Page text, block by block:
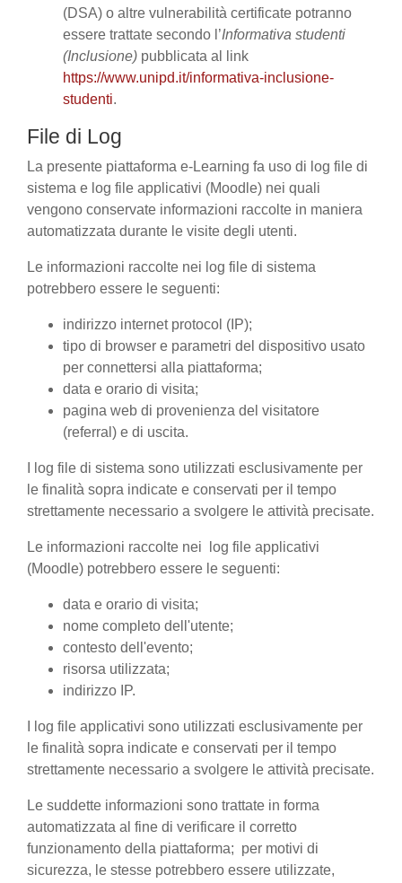
(DSA) o altre vulnerabilità certificate potranno
essere trattate secondo l’Informativa studenti
(Inclusione) pubblicata al link
https://www.unipd.it/informativa-inclusione-
studenti.
File di Log
La presente piattaforma e-Learning fa uso di log file di
sistema e log file applicativi (Moodle) nei quali
vengono conservate informazioni raccolte in maniera
automatizzata durante le visite degli utenti.
Le informazioni raccolte nei log file di sistema
potrebbero essere le seguenti:
indirizzo internet protocol (IP);
tipo di browser e parametri del dispositivo usato
per connettersi alla piattaforma;
data e orario di visita;
pagina web di provenienza del visitatore
(referral) e di uscita.
I log file di sistema sono utilizzati esclusivamente per
le finalità sopra indicate e conservati per il tempo
strettamente necessario a svolgere le attività precisate.
Le informazioni raccolte nei log file applicativi
(Moodle) potrebbero essere le seguenti:
data e orario di visita;
nome completo dell'utente;
contesto dell'evento;
risorsa utilizzata;
indirizzo IP.
I log file applicativi sono utilizzati esclusivamente per
le finalità sopra indicate e conservati per il tempo
strettamente necessario a svolgere le attività precisate.
Le suddette informazioni sono trattate in forma
automatizzata al fine di verificare il corretto
funzionamento della piattaforma; per motivi di
sicurezza, le stesse potrebbero essere utilizzate,